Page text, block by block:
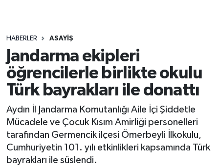
HABERLER ASAYIŞ
Jandarma ekipleri
öğrencilerle birlikte okulu
Türk bayrakları ile donattı
Aydın İl Jandarma Komutanlığı Aile İçi Şiddetle
Mücadele ve Çocuk Kısım Amirliği personelleri
tarafından Germencik ilçesi Ömerbeyli İlkokulu,
Cumhuriyetin 101. yılı etkinlikleri kapsamında Türk
bayrakları ile süslendi.